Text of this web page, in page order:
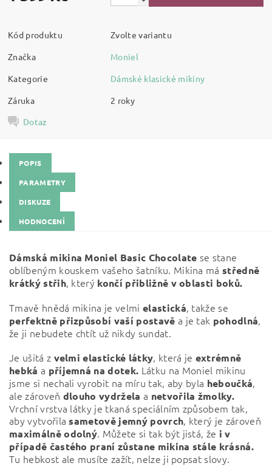
Kód produktu
Zvolte variantu
Značka
Moniel
Kategorie
Dámské klasické mikiny
Záruka
2 roky
Dotaz
POPIS
PARAMETRY
DISKUZE
HODNOCENÍ
Dámská mikina Moniel Basic Chocolate se stane
oblíbeným kouskem vašeho šatníku. Mikina má středně
krátký střih, který končí přibližně v oblasti boků.
Tmavě hnědá mikina je velmi elastická, takže se
perfektně přizpůsobí vaší postavě a je tak pohodlná,
že ji nebudete chtít už nikdy sundat.
Je ušitá z velmi elastické látky, která je extrémně
hebká a příjemná na dotek. Látku na Moniel mikinu
jsme si nechali vyrobit na míru tak, aby byla heboučká,
ale zároveň dlouho vydržela a netvořila žmolky.
Vrchní vrstva látky je tkaná speciálním způsobem tak,
aby vytvořilasametově jemný povrch, který je zároveň
maximálně odolný. Můžete si tak být jistá, že i v
případě častého praní zůstane mikina stále krásná.
Tu hebkost ale musíte zažít, nelze ji popsat slovy.